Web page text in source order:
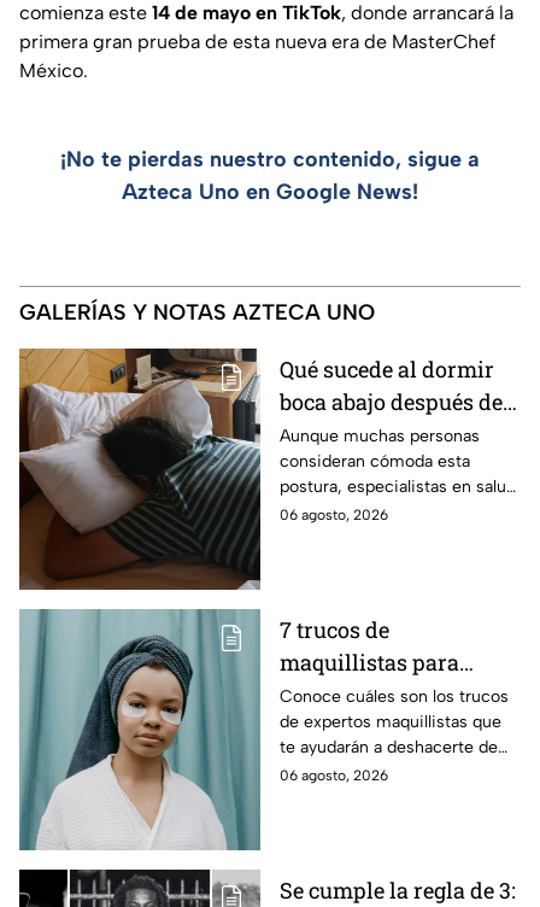
comienza este 14 de mayo en TikTok, donde arrancará la
primera gran prueba de esta nueva era de MasterChef
México.
¡No te pierdas nuestro contenido, sigue a
Azteca Uno en Google News!
GALERÍAS Y NOTAS AZTECA UNO
Qué sucede al dormir
boca abajo después de
los 50
Aunque muchas personas
consideran cómoda esta
postura, especialistas en salud
advierten que dormir boca
las recomendaciones para
descansar mejor.
06 agosto, 2026
7 trucos de
maquillistas para
desinflamar las bolsas
de los ojos en menos de
5 minutos
Conoce cuáles son los trucos
de expertos maquillistas que
te ayudarán a deshacerte de
las bolsas de los ojos de
06 agosto, 2026
Se cumple la regla de 3: